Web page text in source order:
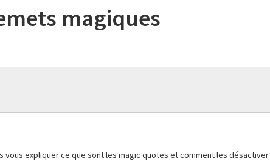
magiques
vous expliquer ce que sont les magic quotes et comment les désactiver.